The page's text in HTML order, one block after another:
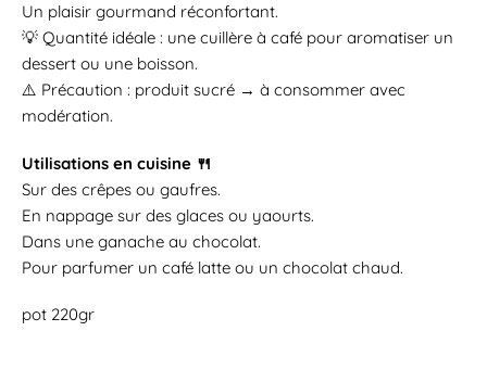
Un plaisir gourmand réconfortant.
💡 Quantité idéale : une cuillère à café pour aromatiser un
dessert ou une boisson.
⚠️ Précaution : produit sucré → à consommer avec
modération.
Utilisations en cuisine 🍴
Sur des crêpes ou gaufres.
En nappage sur des glaces ou yaourts.
Dans une ganache au chocolat.
Pour parfumer un café latte ou un chocolat chaud.
pot 220gr